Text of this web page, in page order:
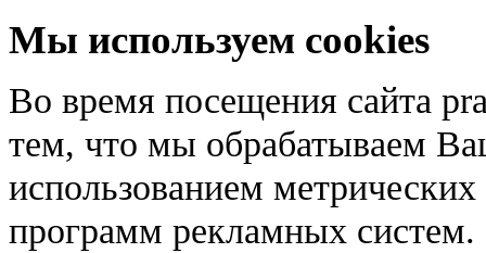
Мы используем cookies
Во время посещения сайта
тем, что мы обрабатываем
использованием
программ рекламных систем.